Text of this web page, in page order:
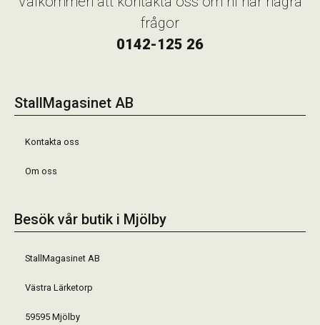
frågor
0142-125 26
StallMagasinet AB
Kontakta oss
Om oss
Besök vår butik i Mjölby
StallMagasinet AB
Västra Lärketorp
59595 Mjölby